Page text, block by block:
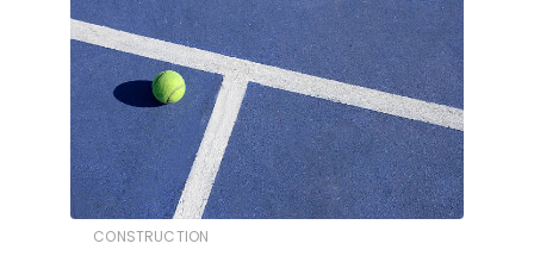
CONSTRUCTION